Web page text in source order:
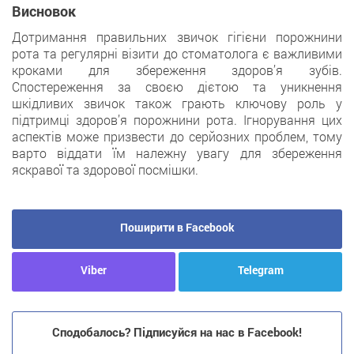
Висновок
Дотримання правильних звичок гігієни порожнини
рота та регулярні візити до стоматолога є важливими
кроками для збереження здоров’я зубів.
Спостереження за своєю дієтою та уникнення
шкідливих звичок також грають ключову роль у
підтримці здоров’я порожнини рота. Ігнорування цих
аспектів може призвести до серйозних проблем, тому
варто віддати їм належну увагу для збереження
яскравої та здорової посмішки.
Поширити в Facebook
Viber Telegram
Сподобалось? Підписуйся на нас в Facebook!